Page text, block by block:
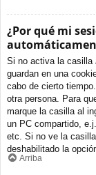
¿Por qué mi
Si no activa la casilla
guardan en una
cabo de cierto
otra persona. Para
marque la casilla al
un PC compartido,
etc. Si no ve la
deshabilitado la
Arriba